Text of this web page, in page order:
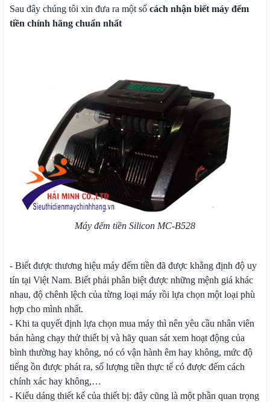
Sau đây chúng tôi xin đưa ra một số cách nhận biết máy đếm
tiền chính hãng chuẩn nhất
Máy đếm tiền Silicon MC-B528
- Biết được thương hiệu máy đếm tiền đã được khẳng định độ uy
tín tại Việt Nam. Biết phải phân biệt được những mệnh giá khác
nhau, độ chênh lệch của từng loại máy rồi lựa chọn một loại phù
hợp cho mình nhất.
- Khi ta quyết định lựa chọn mua máy thì nên yêu cầu nhân viên
bán hàng chạy thử thiết bị và hãy quan sát xem hoạt động của
bình thường hay không, nó có vận hành êm hay không, mức độ
tiếng ồn được phát ra, số lượng tiền thực tế có được đếm cách
chính xác hay không,…
- Kiểu dáng thiết kế của thiết bị: đây cũng là một phần quan trọng